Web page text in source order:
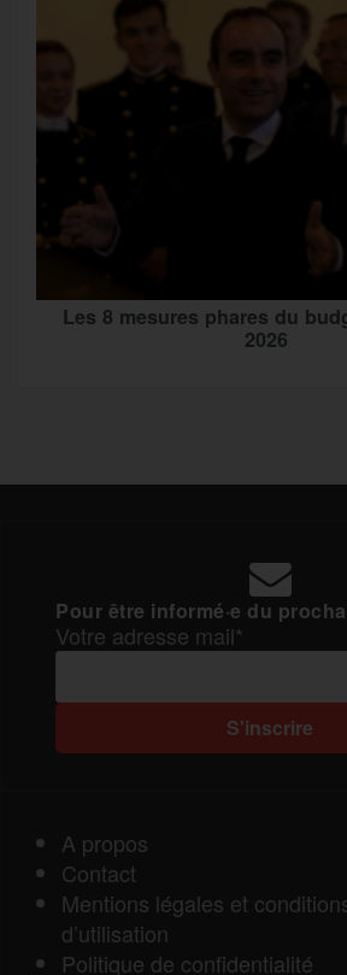
Les 8 mesures phares du
2026
Pour être informé·e du
Votre adresse mail*
A propos
Contact
Mentions légales et
d’utilisation
Politique de confidentialité